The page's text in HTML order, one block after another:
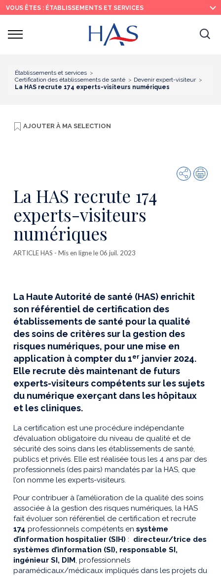
Recherche
Menu
principal
Contenu
principal
VOUS ÊTES : ÉTABLISSEMENTS ET SERVICES
Ouvrir
Établissements et services
Certification des établissements de santé
Devenir expert-visiteur
La HAS recrute 174 experts-visiteurs numériques
AJOUTER À MA SELECTION
Partager
La HAS recrute 174
experts-visiteurs
numériques
ARTICLE HAS - Mis en ligne le 06 juil. 2023
La Haute Autorité de santé (HAS) enrichit
son référentiel de certification des
établissements de santé pour la qualité
des soins de critères sur la gestion des
risques numériques, pour une mise en
application à compter du 1er janvier 2024.
Elle recrute dès maintenant de futurs
experts-visiteurs compétents sur les sujets
du numérique exerçant dans les hôpitaux
et les cliniques.
La certification est une procédure indépendante
d’évaluation obligatoire du niveau de qualité et de
sécurité des soins dans les établissements de santé,
publics et privés. Elle est réalisée tous les 4 ans par des
professionnels (des pairs) mandatés par la HAS, que
l’on nomme les experts-visiteurs.
Pour contribuer à l’amélioration de la qualité des soins
associée à la gestion des risques numériques, la HAS
fait évoluer son référentiel de certification et recrute
174 professionnels compétents en système
d’information hospitalier (SIH) : directeur/trice des
systèmes d’information (SI), responsable SI,
ingénieur SI, DIM, professionnels
paramédicaux/médicaux impliqués dans les projets du